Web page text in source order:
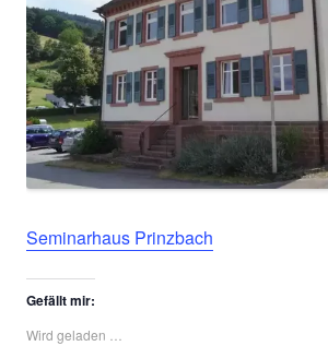
Seminarhaus Prinzbach
Gefällt mir:
Wird geladen …